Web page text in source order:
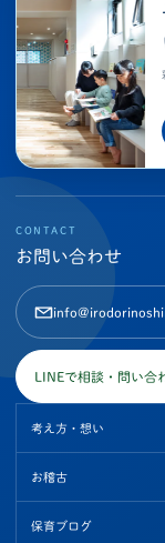
CONTACT
お問い合わせ
LINEで相談・問い合
考え方・想い
お稽古
保育ブログ